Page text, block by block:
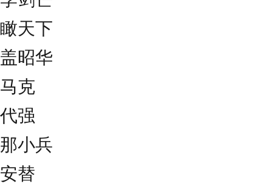
瞰天下
盖昭华
马克
代强
那小兵
安替